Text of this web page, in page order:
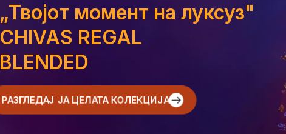
„Твојот момент на луксуз"
CHIVAS REGAL
BLENDED
РАЗГЛЕДАЈ ЈА ЦЕЛАТА КОЛЕКЦИЈА